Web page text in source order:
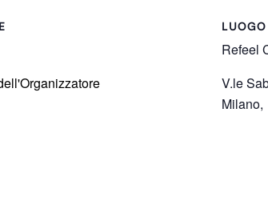
LUOGO
Refeel
V.le
Milano,